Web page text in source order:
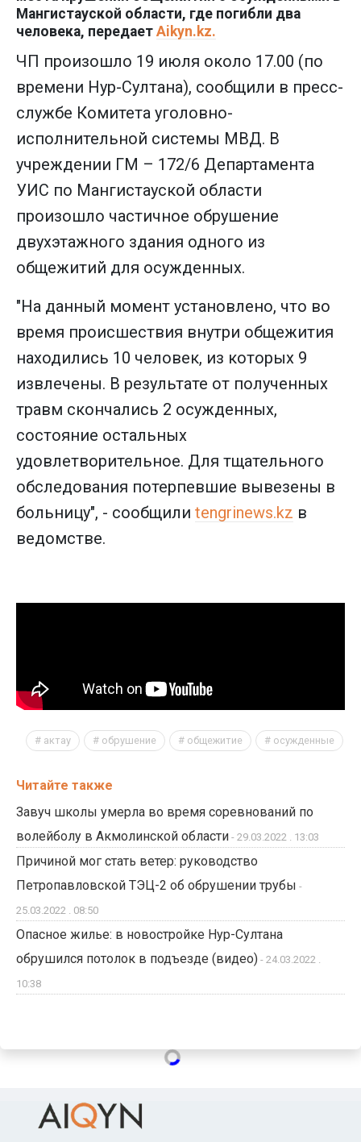
Мангистауской области, где погибли два
человека, передает Аikyn.kz.
ЧП произошло 19 июля около 17.00 (по
времени Нур-Султана), сообщили в пресс-
службе Комитета уголовно-
исполнительной системы МВД. В
учреждении ГМ – 172/6 Департамента
УИС по Мангистауской области
произошло частичное обрушение
двухэтажного здания одного из
общежитий для осужденных.
"На данный момент установлено, что во
время происшествия внутри общежития
находились 10 человек, из которых 9
извлечены. В результате от полученных
травм скончались 2 осужденных,
состояние остальных
удовлетворительное. Для тщательного
обследования потерпевшие вывезены в
больницу", - сообщили tengrinews.kz в
ведомстве.
актау обрушение общежитие осужденные
Читайте также
Завуч школы умерла во время соревнований по
волейболу в Акмолинской области - 29.03.2022 . 13:03
Причиной мог стать ветер: руководство
Петропавловской ТЭЦ-2 об обрушении трубы -
25.03.2022 . 08:50
Опасное жилье: в новостройке Нур-Султана
обрушился потолок в подъезде (видео) - 24.03.2022 .
10:38